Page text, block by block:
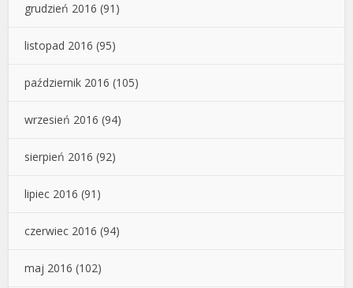
grudzień 2016 (91)
listopad 2016 (95)
październik 2016 (105)
wrzesień 2016 (94)
sierpień 2016 (92)
lipiec 2016 (91)
czerwiec 2016 (94)
maj 2016 (102)